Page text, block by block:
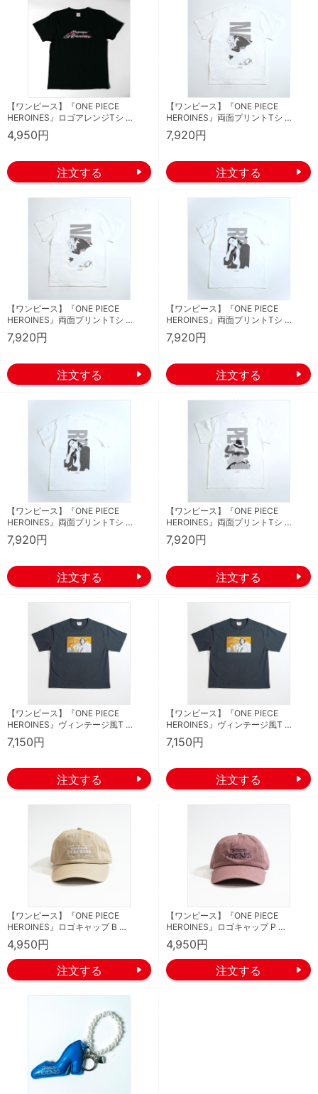
【ワンピース】『ONE PIECE
HEROINES』ロゴアレンジTシ …
4,950円
【ワンピース】『ONE PIECE
HEROINES』両面プリントTシ …
7,920円
【ワンピース】『ONE PIECE
HEROINES』両面プリントTシ …
7,920円
【ワンピース】『ONE PIECE
HEROINES』両面プリントTシ …
7,920円
【ワンピース】『ONE PIECE
HEROINES』両面プリントTシ …
7,920円
【ワンピース】『ONE PIECE
HEROINES』両面プリントTシ …
7,920円
【ワンピース】『ONE PIECE
HEROINES』ヴィンテージ風T …
7,150円
【ワンピース】『ONE PIECE
HEROINES』ヴィンテージ風T …
7,150円
【ワンピース】『ONE PIECE
HEROINES』ロゴキャップ B …
4,950円
【ワンピース】『ONE PIECE
HEROINES』ロゴキャップ P …
4,950円